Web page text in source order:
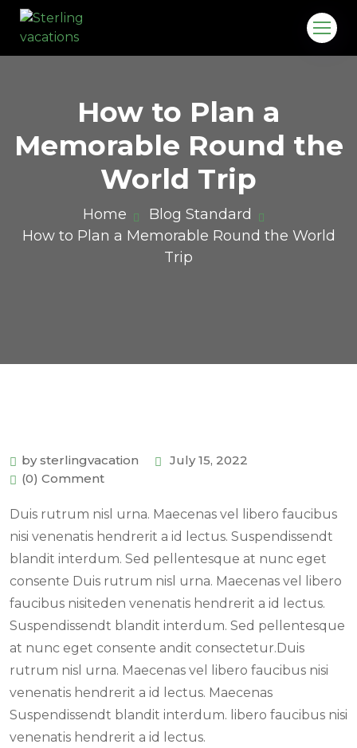
How to Plan a
Memorable Round the
World Trip
Home
Blog Standard
How to Plan a Memorable Round the World
Trip
by sterlingvacation
July 15, 2022
(0) Comment
Duis rutrum nisl urna. Maecenas vel libero faucibus
nisi venenatis hendrerit a id lectus. Suspendissendt
blandit interdum. Sed pellentesque at nunc eget
consente Duis rutrum nisl urna. Maecenas vel libero
faucibus nisiteden venenatis hendrerit a id lectus.
Suspendissendt blandit interdum. Sed pellentesque
at nunc eget consente andit consectetur.Duis
rutrum nisl urna. Maecenas vel libero faucibus nisi
venenatis hendrerit a id lectus. Maecenas
Suspendissendt blandit interdum. libero faucibus nisi
venenatis hendrerit a id lectus.